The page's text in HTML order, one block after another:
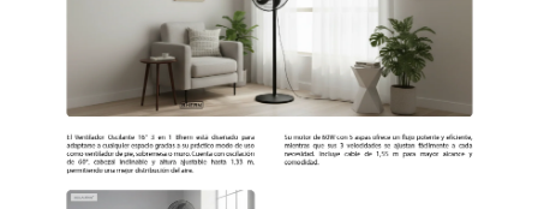
Productos que, por su naturaleza, no puedan ser devueltos,
puedan deteriorarse o caducar con rapidez.
Confeccionados a la medida.
De uso personal.
En sodimac.cl te damos30 días desde que recibes el producto. Debe
estar en perfecto estado, con todas sus etiquetas y sin uso, tal como te lo